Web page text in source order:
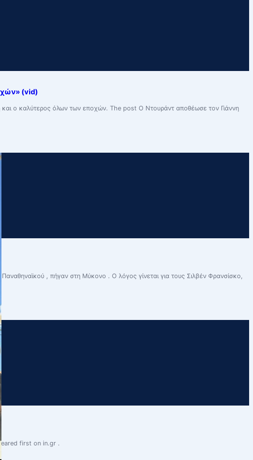
(vid)
και ο καλύτερος όλων των εποχών. The post Ο Ντουράντ αποθέωσε τον Γιάννη
, πήγαν στη Μύκονο . Ο λόγος γίνεται για τους Σιλβέν Φρανσίσκο,
first on in.gr .